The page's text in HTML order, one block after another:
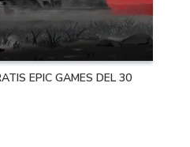
EPIC GAMES DEL 30